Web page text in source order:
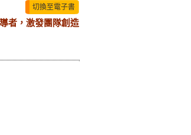
切換至電子書
者，激發團隊創造